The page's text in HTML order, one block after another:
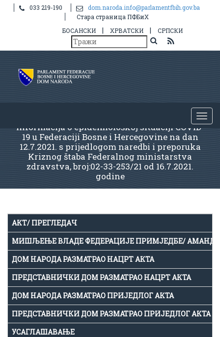
033 219-190
dom.naroda.info@parlamentfbih.gov.ba
Стара страница ПФБиХ
БОСАНСКИ
| ХРВАТСКИ | СРПСКИ
Informacija o epidemiološkoj situaciji COVID-
19 u Federaciji Bosne i Hercegovine na dan
12.7.2021. s prijedlogom naredbi i preporuka
Kriznog štaba Federalnog ministarstva
zdravstva, broj:02-33-253/21 od 16.7.2021.
godine
АКТ/ ПРЕГЛЕДАЧ
МИШЉЕЊЕ ВЛАДЕ ФЕДЕРАЦИЈЕ ПРИМЈЕДБЕ/
ДОМ НАРОДА РАЗМАТРАО НАЦРТ АКТА
ПРЕДСТАВНИЧКИ ДОМ РАЗМАТРАО НАЦРТ АКТА
ДОМ НАРОДА РАЗМАТРАО ПРИЈЕДЛОГ АКТА
ПРЕДСТАВНИЧКИ ДОМ РАЗМАТРАО ПРИЈЕДЛОГ АКТА
УСАГЛАШАВАЊЕ